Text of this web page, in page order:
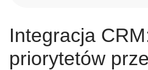
Integracja
priorytetów